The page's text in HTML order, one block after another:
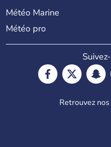
Météo Marine
Météo pro
Retrouvez